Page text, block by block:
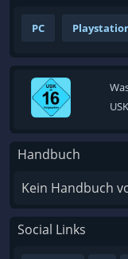
PC
Handbuch
Kein Handbuch
Social Links